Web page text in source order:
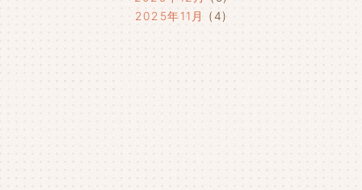
2025年11月
(4)
2025年9月
(4)